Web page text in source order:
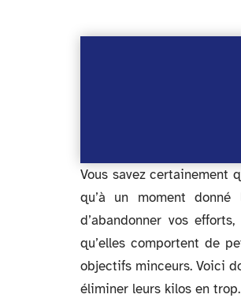
Vous savez certainement
qu’à un moment donné
d’abandonner vos
qu’elles comportent de
objectifs minceurs. Voici
éliminer leurs kilos en trop.